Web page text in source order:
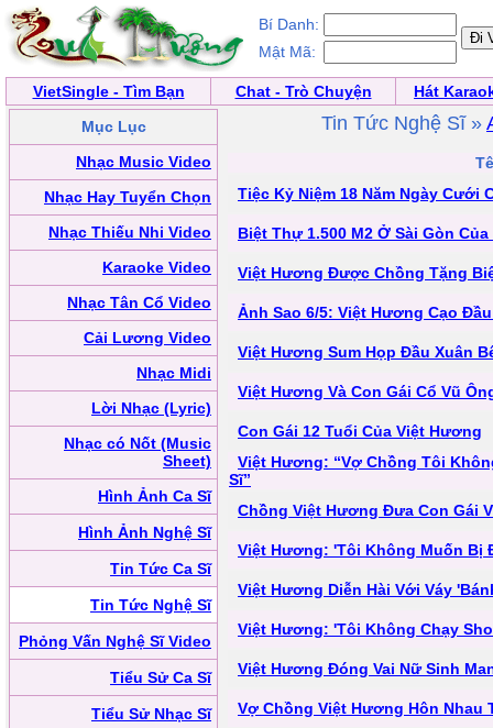
Bí Danh:
Mật Mã:
VietSingle - Tìm Bạn Chat - Trò Chuyện
Hát
Mục Lục
Nhạc Music Video
Nhạc Hay Tuyển Chọn
Nhạc Thiếu Nhi Video
Karaoke Video
Nhạc Tân Cổ Video
Cải Lương Video
Nhạc Midi
Lời Nhạc (Lyric)
Nhạc có Nốt (Music
Sheet)
Hình Ảnh Ca Sĩ
Hình Ảnh Nghệ Sĩ
Tin Tức Ca Sĩ
Tin Tức Nghệ Sĩ
Phỏng Vấn Nghệ Sĩ Video
Tiểu Sử Ca Sĩ
Tiểu Sử Nhạc Sĩ
Tin Tức Nghệ Sĩ »
Tiệc Kỷ Niệm 18 Năm Ngày Cưới
Biệt Thự 1.500 M2 Ở Sài Gòn
Việt Hương Được Chồng Tặng
Ảnh Sao 6/5: Việt Hương Cạo
Việt Hương Sum Họp Đầu Xuân
Việt Hương Và Con Gái Cổ Vũ
Con Gái 12 Tuổi Của Việt Hương
Việt Hương: “Vợ Chồng Tôi
Sĩ”
Chồng Việt Hương Đưa Con Gái
Việt Hương: 'Tôi Không Muốn Bị
Việt Hương Diễn Hài Với Váy
Việt Hương: 'Tôi Không Chạy
Việt Hương Đóng Vai Nữ Sinh
Vợ Chồng Việt Hương Hôn Nhau